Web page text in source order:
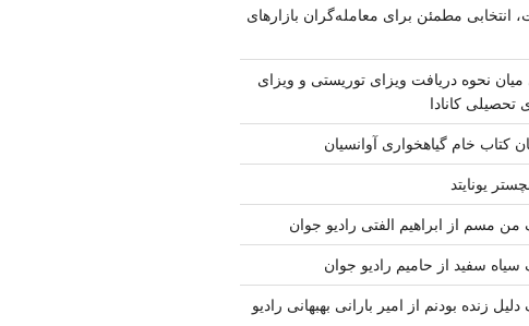
انتخابی مطمئن برای معامله‌گران بازارهای
نحوه دریافت ویزای توریستی و ویزای
تحصیلی کانادا
کتاب خام گیاهخواری آوانسیان
یونایتد
من مسم از ابراهیم الفتی رادیو جوان
سیاه سفید از حامیم رادیو جوان
دلیل زنده بودنم از امیر بارانی بهبهانی رادیو